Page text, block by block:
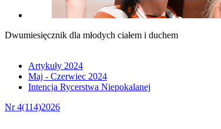
Dwumiesięcznik dla młodych ciałem i duchem
Artykuły 2024
Maj - Czerwiec 2024
Intencja Rycerstwa Niepokalanej
Nr 4(114)2026